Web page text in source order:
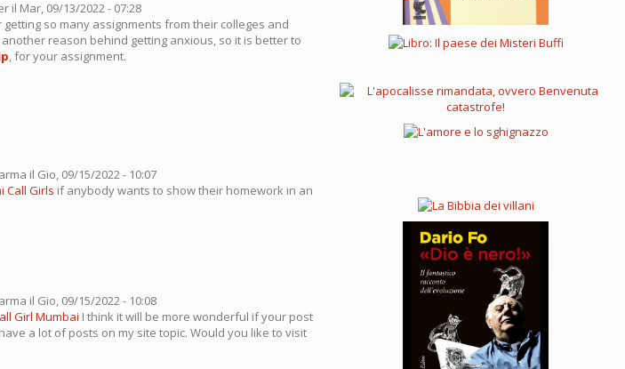
il Mar, 09/13/2022 - 07:28
so many assignments from their colleges and
reason behind getting anxious, so it is better to
, for your assignment.
il Gio, 09/15/2022 - 10:07
Call Girls if anybody wants to show their homework in an
il Gio, 09/15/2022 - 10:08
Girl Mumbai I think it will be more wonderful if your post
a lot of posts on my site topic. Would you like to visit